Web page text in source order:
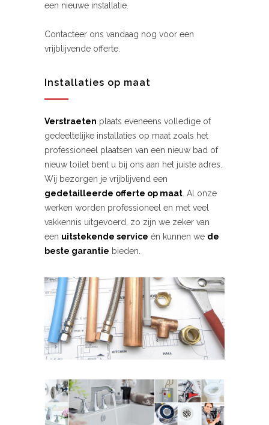
een nieuwe installatie.
Contacteer ons vandaag nog voor een
vrijblijvende offerte.
Installaties op maat
Verstraeten plaats eveneens volledige of
gedeeltelijke installaties op maat zoals het
professioneel plaatsen van een nieuw bad of
nieuw toilet bent u bij ons aan het juiste adres.
Wij bezorgen je vrijblijvend een
gedetailleerde offerte op maat . Al onze
werken worden professioneel en met veel
vakkennis uitgevoerd, zo zijn we zeker van
een uitstekende service én kunnen we de
beste garantie bieden.